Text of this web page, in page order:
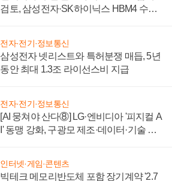
검토, 삼성전자·SK하이닉스 HBM4 수율
전자·전기·정보통신
삼성전자 넷리스트와 특허분쟁 매듭, 5년
동안 최대 1.3조 라이선스비 지급
전자·전기·정보통신
[AI 뭉쳐야 산다⑧] LG·엔비디아 '피지컬 A
I' 동맹 강화, 구광모 제조·데이터·기술 결
인터넷·게임·콘텐츠
빅테크 메모리반도체 포함 장기계약 '2.7